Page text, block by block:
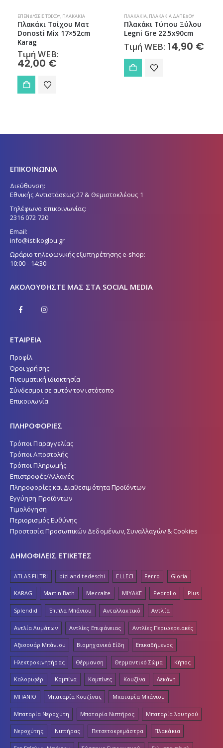
ΕΠΕΝΔΎΣΕΙΣ ΤΟΊΧΟΥ, ΠΛΑΚΆΚΙΑ
Πλακάκι Τοίχου Ματ
Donosti Mix 17×52cm
Karag
Τιμή WEB:
42,00 €
ΠΛΑΚΆΚΙΑ, ΠΛΑΚΆΚΙΑ ΔΑΠΈΔΟΥ
Πλακάκι Τύπου Ξύλου
Legni Gre 22.5x90cm
Τιμή WEB: 14,90 €
ΕΠΙΚΟΙΝΩΝΙΑ
Διεύθυνση:
Εθνικής Αντιστάσεως 27 & Θεμιστοκλέους 1
Τηλέφωνο επικοινωνίας:
2316 072 720
Email:
info@istikoglou.gr
Ωράριο τηλεφωνικής εξυπηρέτησης e-shop:
10:00 - 14:30
ΑΚΟΛΟΥΘΉΣΤΕ ΜΑΣ ΣΤΑ SOCIAL MEDIA
ΕΤΑΙΡΕΙΑ
Προφίλ
Όροι χρήσης
Πνευματική ιδιοκτησία
Σύνδεσμοι σε αυτόν τον ιστότοπο
Επικοινωνία
ΠΛΗΡΟΦΟΡΙΕΣ
Τρόποι Παραγγελίας
Τρόποι Αποστολής
Τρόποι Πληρωμής
Επιστροφές/Αλλαγές
Πληροφορίες και Διαθεσιμότητα Προϊόντων
Εγγύηση Προϊόντων
Τιμολόγηση
Περιορισμός Ευθύνης
Προστασία Προσωπικών Δεδομένων, Συναλλαγών & Cookies
ΔΗΜΟΦΙΛΕΙΣ ΕΤΙΚΕΤΕΣ
ATLAS FILTRI bizi and tedeschi ELLECI Ferro Gloria
KARAG Martin Bath Meccalte MIYAKE Pedrollo Plus
Splendid Έπιπλα Μπάνιου Ανταλλακτικό Αντλία
Αντλία Λυμάτων Αντλίες Επιφάνειας Αντλίες Περιφερειακές
Αξεσουάρ Μπάνιου Βιομηχανικά Είδη Επικαθήμενος
Ηλεκτροκινητήρας Θέρμανση Θερμαντικό Σώμα Κήπος
Καλοριφέρ Καμπίνα Καμπίνες Κουζίνα Λεκάνη
ΜΠΑΝΙΟ Μπαταρία Κουζίνας Μπαταρία Μπάνιου
Μπαταρία Νεροχύτη Μπαταρία Νιπτήρος Μπαταρία λουτρού
Νεροχύτης Νιπτήρας Πετσετοκρεμάστρα Πλακάκια